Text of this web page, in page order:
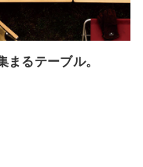
まるテーブル。